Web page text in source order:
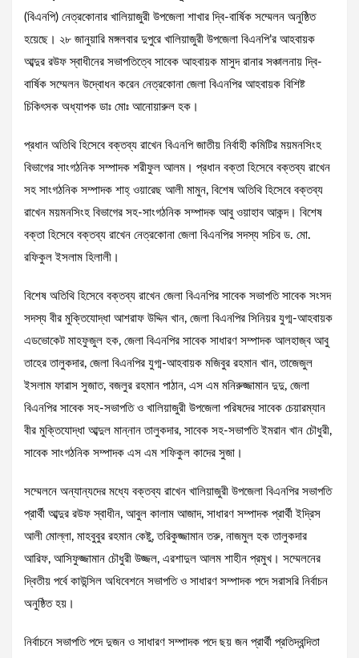
(বিএনপি) নেত্রকোনার খালিয়াজুরী উপজেলা শাখার দ্বি-বার্ষিক সম্মেলন অনুষ্ঠিত
হয়েছে। ২৮ জানুয়ারি মঙ্গলবার দুপুরে খালিয়াজুরী উপজেলা বিএনপি’র আহবায়ক
আব্দুর রউফ স্বাধীনের সভাপতিত্বে সাবেক আহবায়ক মাসুদ রানার সঞ্চালনায় দ্বি-
বার্ষিক সম্মেলন উদ্বোধন করেন নেত্রকোনা জেলা বিএনপির আহবায়ক বিশিষ্ট
চিকিৎসক অধ্যাপক ডাঃ মোঃ আনোয়ারুল হক।
প্রধান অতিথি হিসেবে বক্তব্য রাখেন বিএনপি জাতীয় নির্বাহী কমিটির ময়মনসিংহ
বিভাগের সাংগঠনিক সম্পাদক শরীফুল আলম। প্রধান বক্তা হিসেবে বক্তব্য রাখেন
সহ সাংগঠনিক সম্পাদক শাহ্ ওয়ারেছ আলী মামুন, বিশেষ অতিথি হিসেবে বক্তব্য
রাখেন ময়মনসিংহ বিভাগের সহ-সাংগঠনিক সম্পাদক আবু ওয়াহাব আকন্দ। বিশেষ
বক্তা হিসেবে বক্তব্য রাখেন নেত্রকোনা জেলা বিএনপির সদস্য সচিব ড. মো.
রফিকুল ইসলাম হিলালী।
বিশেষ অতিথি হিসেবে বক্তব্য রাখেন জেলা বিএনপির সাবেক সভাপতি সাবেক সংসদ
সদস্য বীর মুক্তিযোদ্ধা আশরাফ উদ্দিন খান, জেলা বিএনপির সিনিয়র যুগ্ম-আহবায়ক
এডভোকেট মাহফুজুল হক, জেলা বিএনপির সাবেক সাধারণ সম্পাদক আলহাজ্ব আবু
তাহের তালুকদার, জেলা বিএনপির যুগ্ম-আহবায়ক মজিবুর রহমান খান, তাজেজুল
ইসলাম ফারাস সুজাত, বজলুর রহমান পাঠান, এস এম মনিরুজ্জামান দুদু, জেলা
বিএনপির সাবেক সহ-সভাপতি ও খালিয়াজুরী উপজেলা পরিষদের সাবেক চেয়ারম্যান
বীর মুক্তিযোদ্ধা আব্দুল মান্নান তালুকদার, সাবেক সহ-সভাপতি ইমরান খান চৌধুরী,
সাবেক সাংগঠনিক সম্পাদক এস এম শফিকুল কাদের সুজা।
সম্মেলনে অন্যান্যদের মধ্যে বক্তব্য রাখেন খালিয়াজুরী উপজেলা বিএনপির সভাপতি
প্রার্থী আব্দুর রউফ স্বাধীন, আবুল কালাম আজাদ, সাধারণ সম্পাদক প্রার্থী ইদ্রিস
আলী মোল্লা, মাহবুবুর রহমান কেষ্টু, তরিকুজ্জামান তরু, নাজমুল হক তালুকদার
আরিফ, আসিফুজ্জামান চৌধুরী উজ্জল, এরশাদুল আলম শাহীন প্রমুখ। সম্মেলনের
দ্বিতীয় পর্বে কাউন্সিল অধিবেশনে সভাপতি ও সাধারণ সম্পাদক পদে সরাসরি নির্বাচন
অনুষ্ঠিত হয়।
নির্বাচনে সভাপতি পদে দুজন ও সাধারণ সম্পাদক পদে ছয় জন প্রার্থী প্রতিদ্বন্দিতা